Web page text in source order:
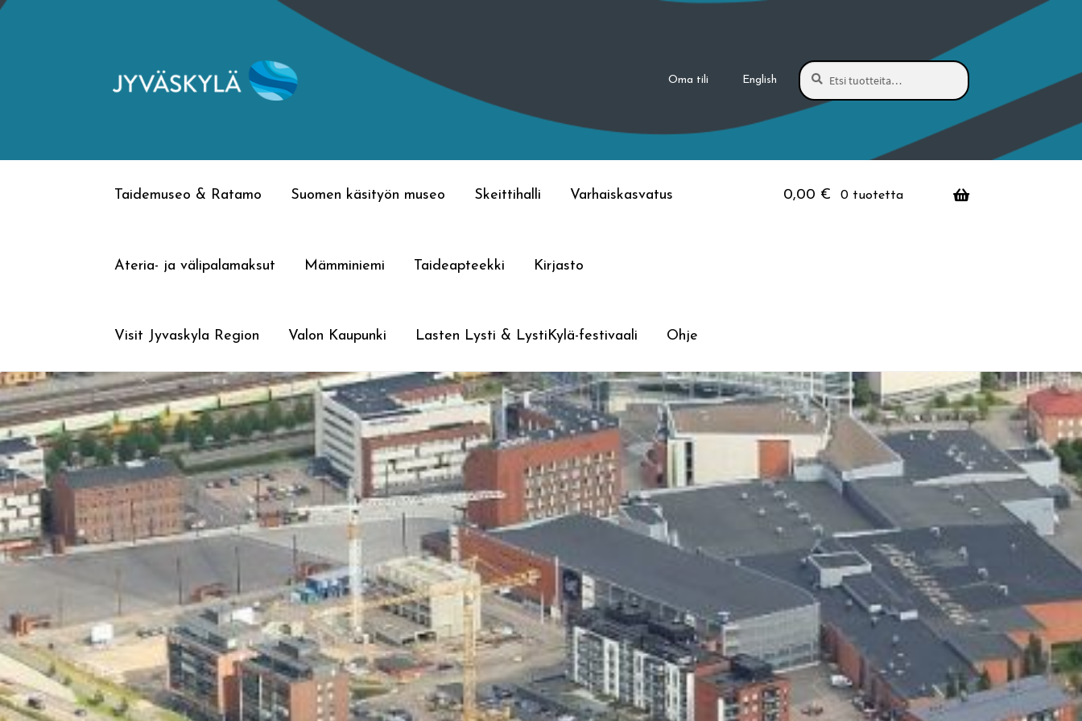
Siirry
Siirry
Oma tili English
Etsi:
Haku
Taidemuseo & Ratamo Suomen käsityön museo Skeittihalli Varhaiskasvatus
Ateria- ja välipalamaksut Mämminiemi Taideapteekki Kirjasto
Visit Jyvaskyla Region Valon Kaupunki Lasten Lysti & LystiKylä-festivaali Ohje
0,00 € 0 tuotetta